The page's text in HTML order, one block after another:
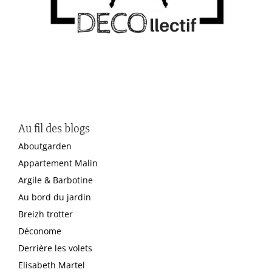
Au fil des blogs
Aboutgarden
Appartement Malin
Argile & Barbotine
Au bord du jardin
Breizh trotter
Déconome
Derrière les volets
Elisabeth Martel